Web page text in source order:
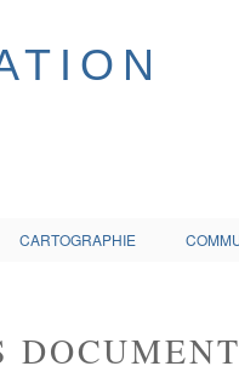
CARTOGRAPHIE